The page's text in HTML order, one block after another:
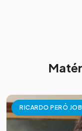
RICARDO PERÓ JOB